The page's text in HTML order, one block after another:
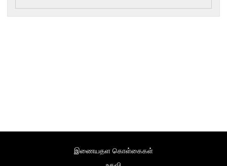
இணையதள கொள்கைகள்